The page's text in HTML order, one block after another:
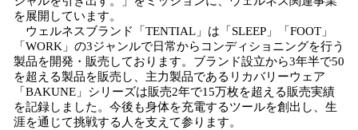
を展開しています。
ウェルネスブランド「TENTIAL」は「SLEEP」「FOOT」
「WORK」の3ジャンルで日常からコンディショニングを行う
製品を開発・販売しております。ブランド設立から3年半で50
を超える製品を販売し、主力製品であるリカバリーウェア
「BAKUNE」シリーズは販売2年で15万枚を超える販売実績
を記録しました。今後も身体を充電するツールを創出し、生
涯を通じて挑戦する人を支えて参ります。